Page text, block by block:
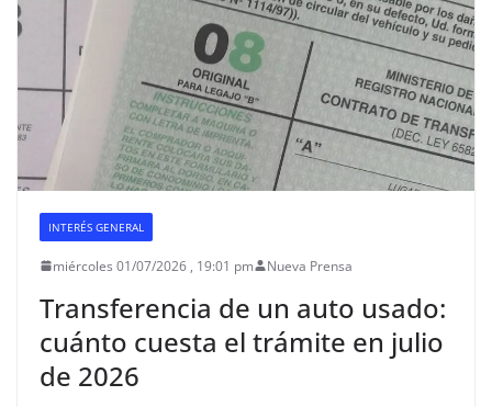
INTERÉS GENERAL
miércoles 01/07/2026 , 19:01 pm Nueva Prensa
Transferencia de un auto usado:
cuánto cuesta el trámite en julio
de 2026